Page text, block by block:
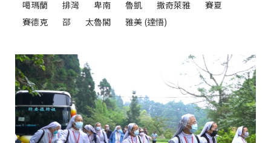
噶瑪蘭
排灣 卑南 魯凱 撒奇萊雅
賽夏
賽德克
邵 太魯閣 雅美 (達悟)